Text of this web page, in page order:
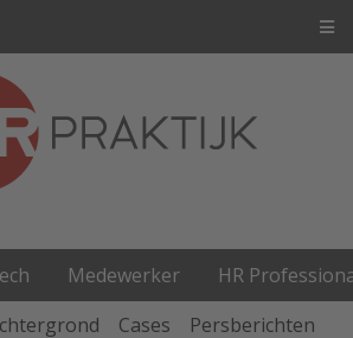
Medewerker
HR
Cases Persberichten